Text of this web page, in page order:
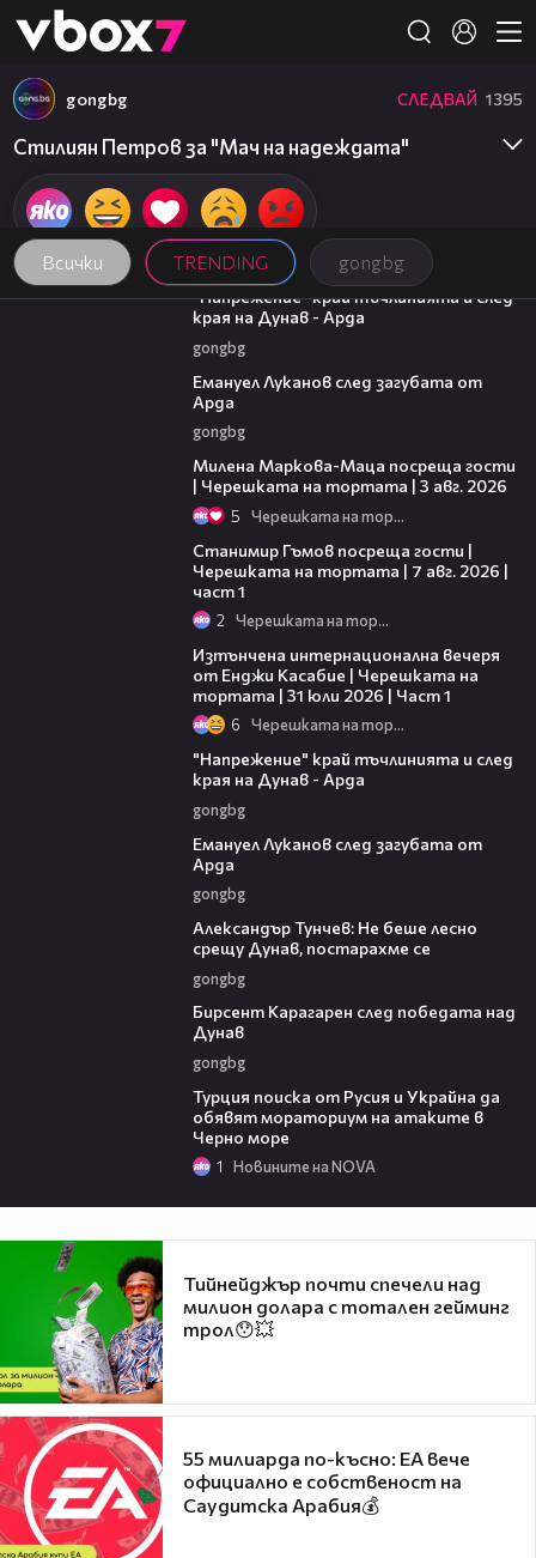
👾
Всички TRENDING gongbg
gongbg СЛЕДВАЙ 1395
Стилиян Петров за "Мач на надеждата"
00:37
"Напрежение" край тъчлинията и след
края на Дунав - Арда
gongbg
Емануел Луканов след загубата от
Арда
gongbg
Милена Маркова-Маца посреща гости
| Черешката на тортата | 3 авг. 2026
5 Черешката на тортата
Станимир Гъмов посреща гости |
Черешката на тортата | 7 авг. 2026 |
част 1
2 Черешката на тортата
Изтънчена интернационална вечеря
от Енджи Касабие | Черешката на
тортата | 31 юли 2026 | Част 1
6 Черешката на тортата
"Напрежение" край тъчлинията и след
края на Дунав - Арда
gongbg
Емануел Луканов след загубата от
Арда
gongbg
Александър Тунчев: Не беше лесно
срещу Дунав, постарахме се
gongbg
Бирсент Карагарен след победата над
Дунав
gongbg
Турция поиска от Русия и Украйна да
обявят мораториум на атаките в
Черно море
1 Новините на NOVA
Тийнейджър почти спечели над
милион долара с тотален гейминг
трол😯💥
55 милиарда по-късно: EA вече
официално е собственост на
Саудитска Арабия💰